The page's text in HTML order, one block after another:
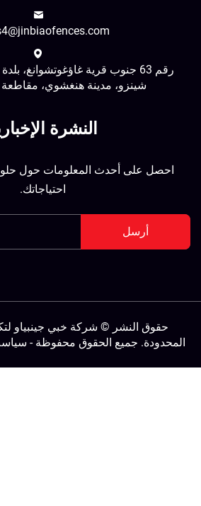
رقم 63 جنوب قرية غاؤغوتشوانغ، بلدة
شينزو، مدينة هنغشوي، مقاطعة
النشرة الإخبارية
احصل على أحدث المعلومات حول حلول
احتياجاتك.
أرسل
حقوق النشر © شركة خبي جينبياو
جميع الحقوق محفوظة -سياسة